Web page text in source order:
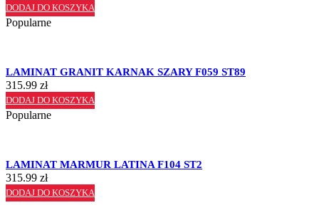
DODAJ DO KOSZYKA
Popularne
LAMINAT GRANIT KARNAK SZARY F059 ST89
315.99 zł
DODAJ DO KOSZYKA
Popularne
LAMINAT MARMUR LATINA F104 ST2
315.99 zł
DODAJ DO KOSZYKA